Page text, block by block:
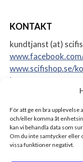
För att ge en bra upplevelse
och/eller komma åt
kan vi behandla data som
Om du inte samtycker eller
vissa funktioner negativt.
KONTAKT
kundtjanst (at)
www.scifishop.se/
konto
17562 Järfälla
Sweden